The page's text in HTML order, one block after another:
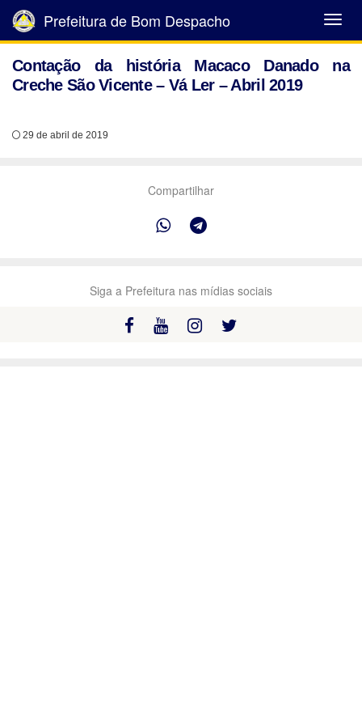
Abrir
Menu
Prefeitura de Bom Despacho
Contação da história Macaco Danado na
Creche São Vicente – Vá Ler – Abril 2019
29 de abril de 2019
Compartilhar
Siga a Prefeitura nas mídias sociais